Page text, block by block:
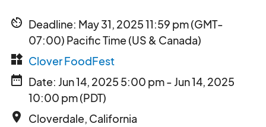
av_timer Deadline: May 31, 2025 11:59 pm (GMT-
07:00) Pacific Time (US & Canada)
widgets Clover FoodFest
date_range Date: Jun 14, 2025 5:00 pm - Jun 14, 2025
10:00 pm (PDT)
place Cloverdale, California